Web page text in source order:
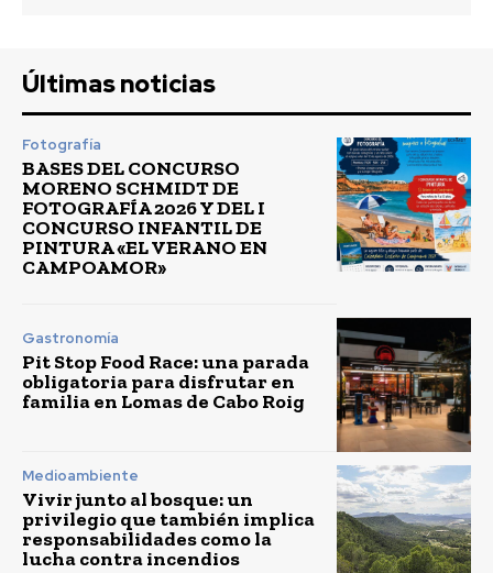
Últimas noticias
Fotografía
BASES DEL CONCURSO
MORENO SCHMIDT DE
FOTOGRAFÍA 2026 Y DEL I
CONCURSO INFANTIL DE
PINTURA «EL VERANO EN
CAMPOAMOR»
Gastronomía
Pit Stop Food Race: una parada
obligatoria para disfrutar en
familia en Lomas de Cabo Roig
Medioambiente
Vivir junto al bosque: un
privilegio que también implica
responsabilidades como la
lucha contra incendios